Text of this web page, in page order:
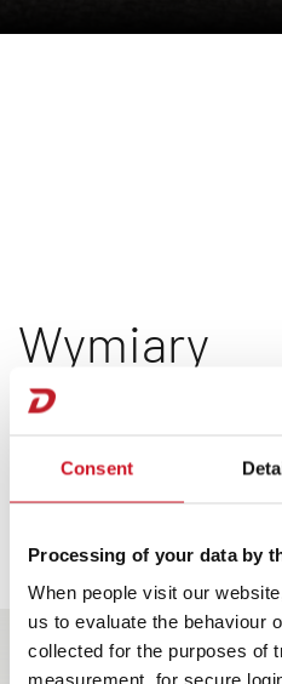
Consent
Processing of your data by
When people visit our
us to evaluate the behaviour
collected for the purposes of
measurement, for secure
Wymiary
4